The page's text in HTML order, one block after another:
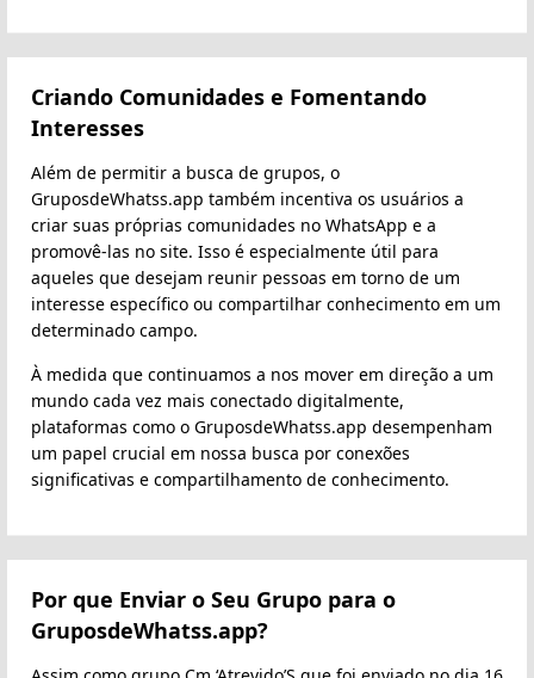
Criando Comunidades e Fomentando
Interesses
Além de permitir a busca de grupos, o
GruposdeWhatss.app também incentiva os usuários a
criar suas próprias comunidades no WhatsApp e a
promovê-las no site. Isso é especialmente útil para
aqueles que desejam reunir pessoas em torno de um
interesse específico ou compartilhar conhecimento em um
determinado campo.
À medida que continuamos a nos mover em direção a um
mundo cada vez mais conectado digitalmente,
plataformas como o GruposdeWhatss.app desempenham
um papel crucial em nossa busca por conexões
significativas e compartilhamento de conhecimento.
Por que Enviar o Seu Grupo para o
GruposdeWhatss.app?